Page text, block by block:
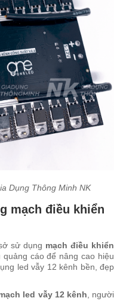
Dụng Thông Minh NK
mạch điều khiển
sử dụng mạch điều khiển
cáo để nâng cao hiệu
led vẫy 12 kênh bền, đẹp
led vẫy 12 kênh , người